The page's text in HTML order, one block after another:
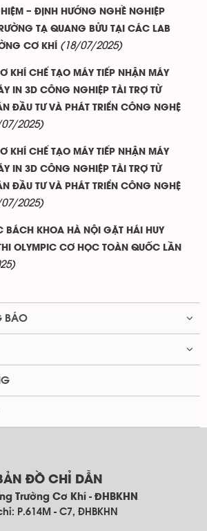
– ĐỊNH HƯỚNG NGHỀ NGHIỆP
TẠ QUANG BỬU TẠI CÁC LAB
CƠ KHÍ
(18/07/2025)
KHÍ CHẾ TẠO MÁY TIẾP NHẬN MÁY
IN 3D CÔNG NGHIỆP TÀI TRỢ TỪ
ĐẦU TƯ VÀ PHÁT TRIỂN CÔNG NGHỆ
2025)
KHÍ CHẾ TẠO MÁY TIẾP NHẬN MÁY
IN 3D CÔNG NGHIỆP TÀI TRỢ TỪ
ĐẦU TƯ VÀ PHÁT TRIỂN CÔNG NGHỆ
2025)
BÁCH KHOA HÀ NỘI GẶT HÁI HUY
OLYMPIC CƠ HỌC TOÀN QUỐC LẦN
BÁO
ĐỒ CHỈ DẪN
Trường Cơ Khí - ĐHBKHN
P.614M - C7, ĐHBKHN